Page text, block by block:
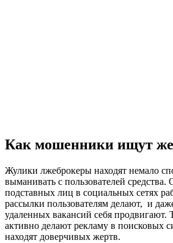
Как мошенники ищут
Жулики лжеброкеры находят немало
выманивать с пользователей средства.
подставных лиц в социальных сетях
рассылки пользователям делают, и
удаленных вакансий себя
активно делают рекламу в поисковых
находят доверчивых жертв.